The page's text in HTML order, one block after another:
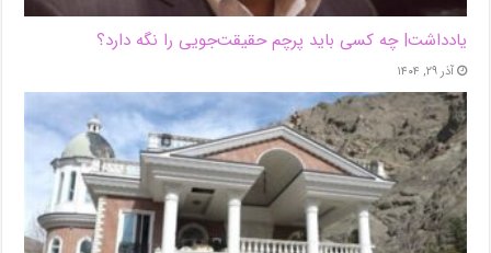
یادداشت| ‌چه کسی باید پرچم حقیقت‌جویی را نگه دارد؟
آذر ۲۹, ۱۴۰۴